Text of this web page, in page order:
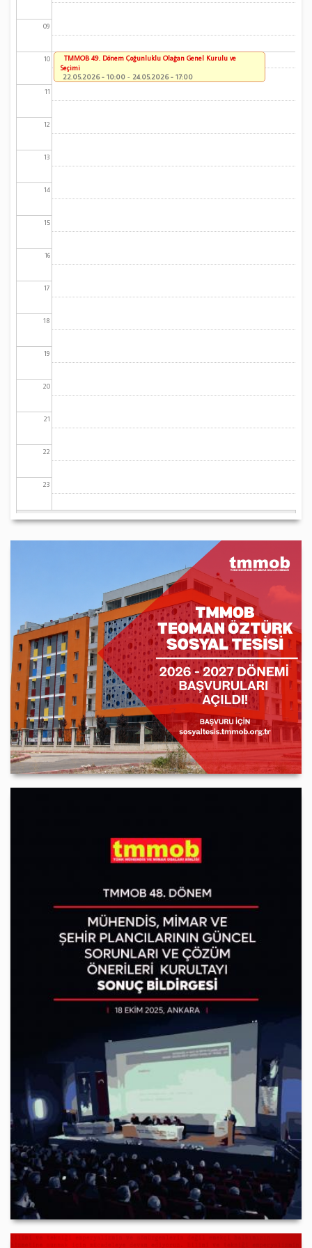
09
10
11
12
13
14
15
16
17
18
19
20
21
22
23
TMMOB 49. Dönem Çoğunluklu Olağan Genel Kurulu ve
Seçimi
22.05.2026 - 10:00 - 24.05.2026 - 17:00